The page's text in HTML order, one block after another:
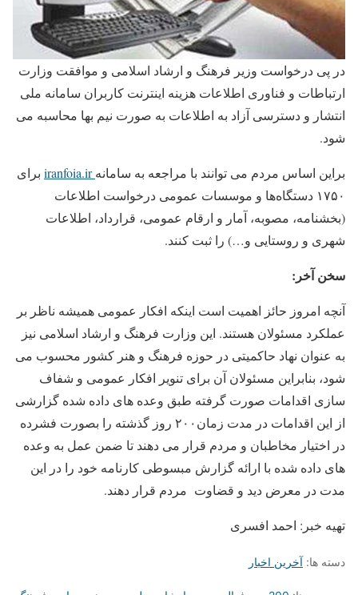
در پی درخواست وزیر فرهنگ و ارشاد اسلامی و ‌موافقت وزارت
ارتباطات و ‌فناوری اطلاعات هزینه اینترنت کاربران سامانه ملی
انتشار و دسترسی آزاد به اطلاعات به صورت نیم بها محاسبه می
شود.
براین اساس مردم می توانند با مراجعه به سامانهiranfoia.ir
برای
۱۷۵۰ دستگاه‌ها و ‌موسسات عمومی درخواست اطلاعات
(بخشنامه، مصوبه، آمار و ارقام عمومی، قرارداد، اطلاعات
شهری و روستایی و…) را ثبت کنند.
سخن آخر:
آنچه امروز حائز اهمیت است اینکه افکار عمومی همیشه ناظر بر
عملکرد مسئولان هستند. این وزارت فرهنگ و ارشاد اسلامی نیز
به عنوان نهاد حاکمیتی در حوزه فرهنگ و هنر کشور محسوب می
شود، بنابراین مسئولان آن برای تنویر افکار عمومی و شفاف
سازی اقدامات صورت گرفته طبق وعده های داده شده گزارشی
از این اقدامات در مدت زمان۲۰۰ روز گذشته را بصورت فشرده
در اختیار مخاطبان و مردم قرار می دهند تا ضمن عمل به وعده
های داده شده با ارائه گزارش مبسوطی کارنامه خود را در این
مدت در معرض دید و قضاوت مردم قرار دهند.
تهیه خبر: احمد افسری
دسته ها: آخرین اخبار